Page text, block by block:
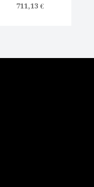
711,13€